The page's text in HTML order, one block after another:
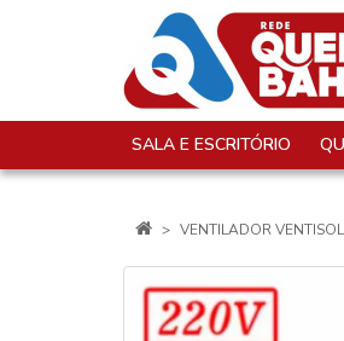
SALA E ESCRITÓRIO
VENTILADOR